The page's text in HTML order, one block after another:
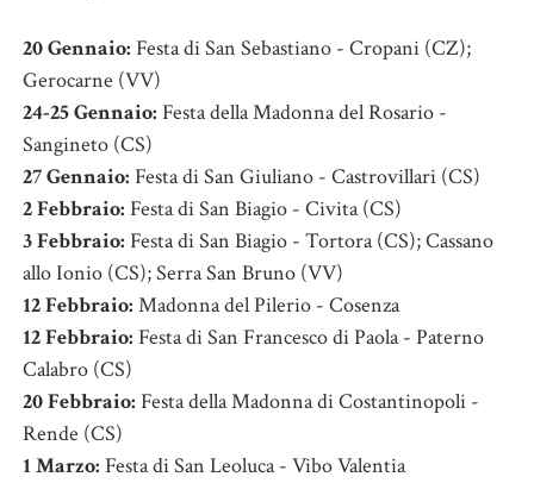
20 Gennaio: Festa di San Sebastiano - Cropani (CZ);
Gerocarne (VV)
24-25 Gennaio: Festa della Madonna del Rosario -
Sangineto (CS)
27 Gennaio: Festa di San Giuliano - Castrovillari (CS)
2 Febbraio: Festa di San Biagio - Civita (CS)
3 Febbraio: Festa di San Biagio - Tortora (CS); Cassano
allo Ionio (CS); Serra San Bruno (VV)
12 Febbraio: Madonna del Pilerio - Cosenza
12 Febbraio: Festa di San Francesco di Paola - Paterno
Calabro (CS)
20 Febbraio: Festa della Madonna di Costantinopoli -
Rende (CS)
1 Marzo: Festa di San Leoluca - Vibo Valentia